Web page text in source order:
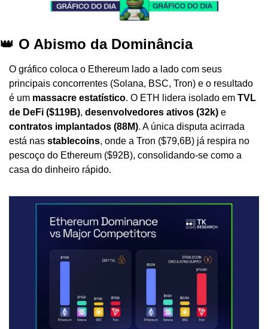
👑 O Abismo da Dominância
O gráfico coloca o Ethereum lado a lado com seus
principais concorrentes (Solana, BSC, Tron) e o resultado
é um massacre estatístico. O ETH lidera isolado em TVL
de DeFi ($119B), desenvolvedores ativos (32k)
contratos implantados (88M). A única disputa acirrada
está nas stablecoins, onde a Tron ($79,6B) já respira no
pescoço do Ethereum ($92B), consolidando-se como a
casa do dinheiro rápido.